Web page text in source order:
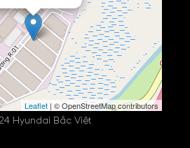
Leaflet | © OpenStreetMap contributors
Hyundai Bắc Việt